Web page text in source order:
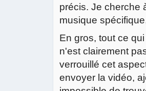
précis. Je cherche
musique
En gros, tout ce
n'est clairement
verrouillé cet
envoyer la vidéo,